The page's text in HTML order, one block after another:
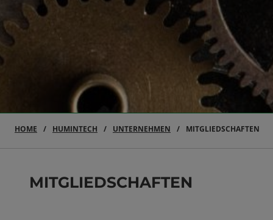
HOME HUMINTECH UNTERNEHMEN MITGLIEDSCHAFTEN
MITGLIEDSCHAFTEN